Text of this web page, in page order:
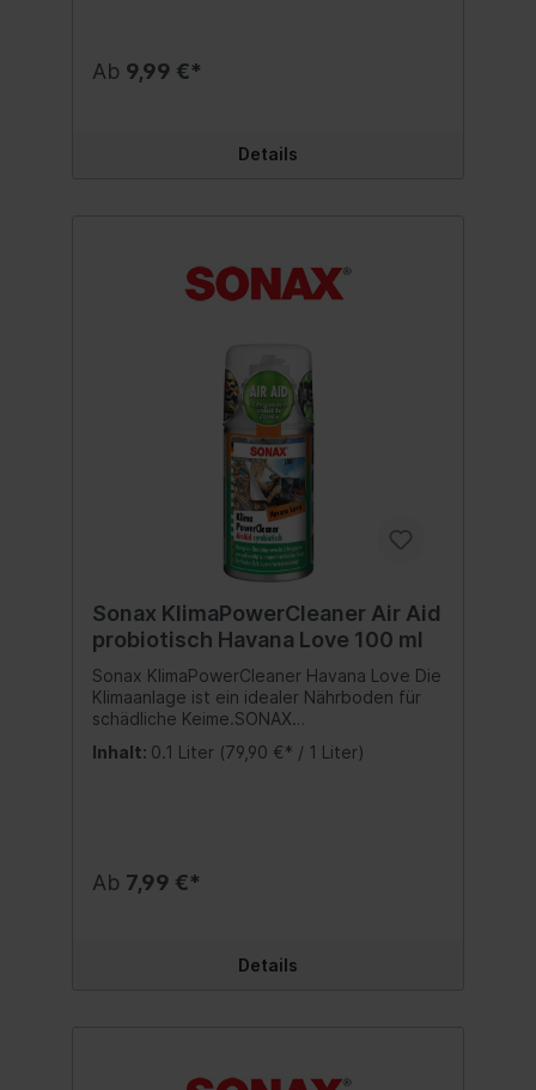
Ab 9,99 €*
Details
Sonax KlimaPowerCleaner Air Aid
probiotisch Havana Love 100 ml
Sonax KlimaPowerCleaner Havana Love Die
Klimaanlage ist ein idealer Nährboden für
schädliche Keime.SONAX
einfach für langanhaltende Lufthygiene
erfrischenden Duft für ein angenehmes
Minuten und ohne Aufwand ist das
Fahrzeug wieder einsatzfähig. Inhalt:100 ml
Inhalt: 0.1 Liter (79,90 €* / 1 Liter)
Ab 7,99 €*
Details